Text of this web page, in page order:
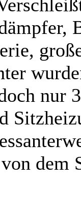
nur
dem